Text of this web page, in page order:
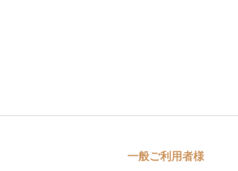
一般ご利用者様